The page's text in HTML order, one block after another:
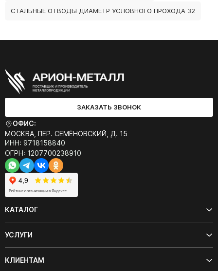
СТАЛЬНЫЕ ОТВОДЫ ДИАМЕТР УСЛОВНОГО ПРОХОДА 32
ЗАКАЗАТЬ ЗВОНОК
ОФИС:
МОСКВА, ПЕР. СЕМЁНОВСКИЙ, Д. 15
ИНН: 9718158840
ОГРН: 1207700238910
КАТАЛОГ
УСЛУГИ
КЛИЕНТАМ